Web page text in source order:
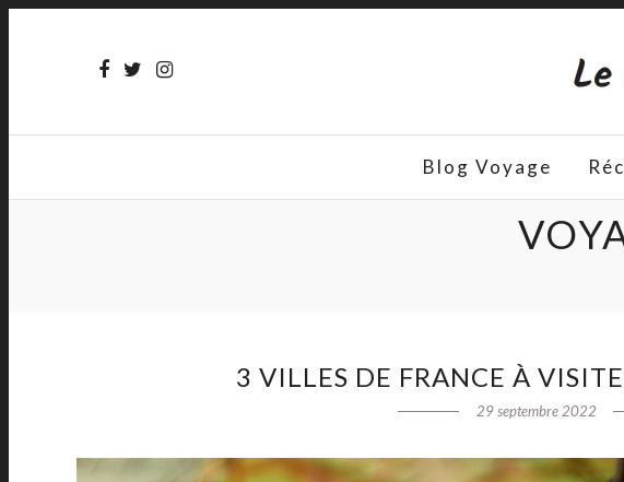
Blog Voyage
3 VILLES DE FRANCE À
29 septembre 2022